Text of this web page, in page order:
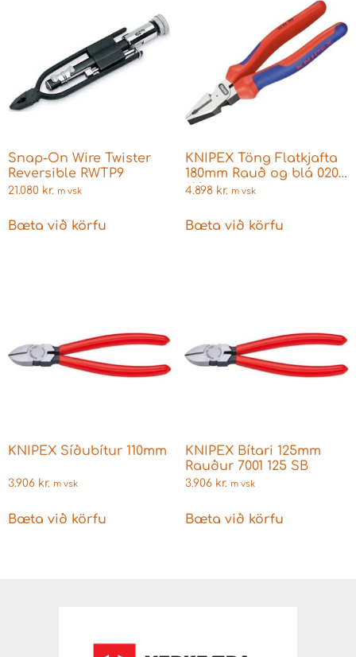
Snap-On Wire Twister
Reversible RWTP9
21.080 kr. m vsk
Bæta við körfu
KNIPEX Töng Flatkjafta
180mm Rauð og blá 0202
180
4.898 kr. m vsk
Bæta við körfu
KNIPEX Síðubítur 110mm
3.906 kr. m vsk
Bæta við körfu
KNIPEX Bítari 125mm
Rauður 7001 125 SB
3.906 kr. m vsk
Bæta við körfu